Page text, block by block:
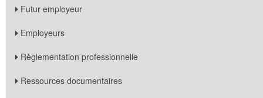
Futur employeur
Employeurs
Règlementation professionnelle
Ressources documentaires